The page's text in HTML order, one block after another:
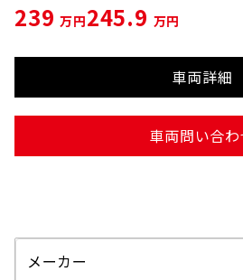
239万円245.9 万円
車両詳細
車両問い合わ